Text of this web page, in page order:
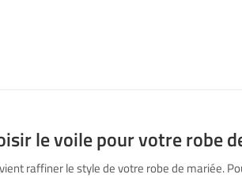
le voile pour votre robe
raffiner le style de votre robe de mariée.